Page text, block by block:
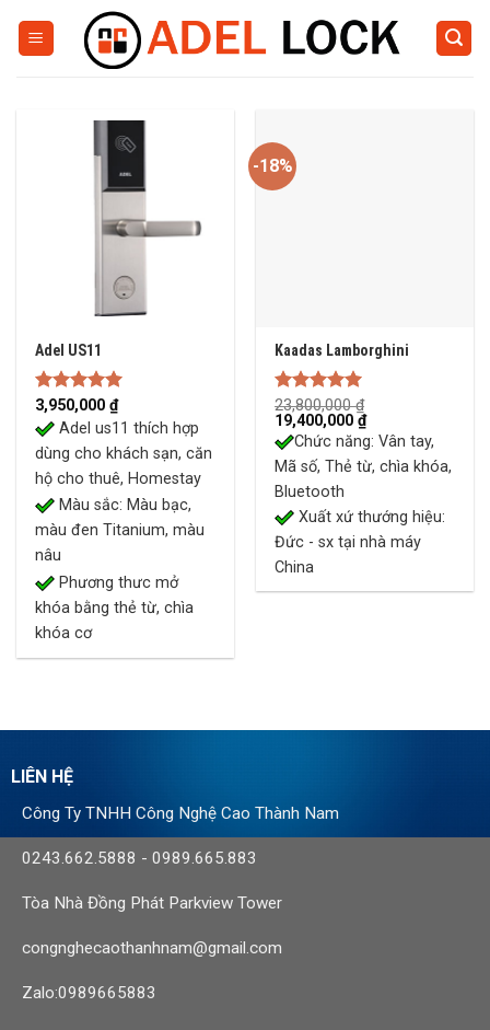
Adel US11
Rated5.00
out of 5
3,950,000₫
Adel us11 thích hợp
dùng cho khách sạn, căn
hộ cho thuê, Homestay
Màu sắc: Màu bạc,
màu đen Titanium, màu
nâu
Phương thưc mở
khóa bằng thẻ từ, chìa
khóa cơ
-18%
Kaadas Lamborghini
Rated5.00
out of 5
23,800,000₫
Original
price
was:
23,800,000 ₫.
19,400,000₫Current
price
is:
19,400,000 ₫.
Chức năng: Vân tay,
Mã số, Thẻ từ, chìa khóa,
Bluetooth
Xuất xứ thướng hiệu:
Đức - sx tại nhà máy
China
LIÊN HỆ
Công Ty TNHH Công Nghệ Cao Thành Nam
0243.662.5888 - 0989.665.883
Tòa Nhà Đồng Phát Parkview Tower
congnghecaothanhnam@gmail.com
Zalo:0989665883